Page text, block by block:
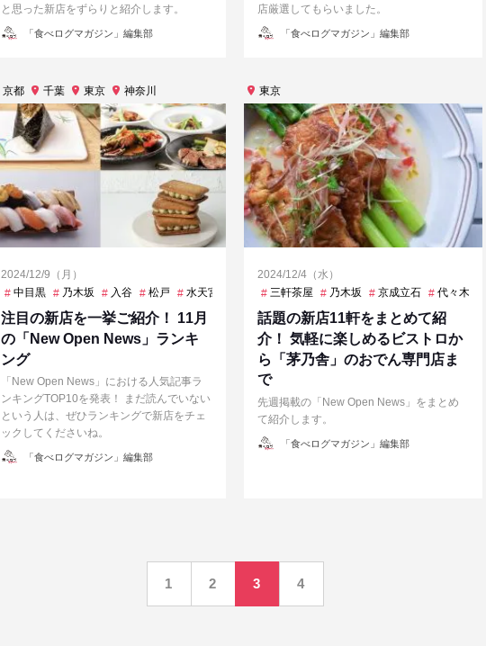
と思った新店をずらりと紹介します。
投「食べログマガジン」編集部
店厳選してもらいました。
投「食べログマガジン」編集部
京都 千葉 東京 神奈川
2024/12/9（月）
中目黒
乃木坂 入谷 松戸 水天宮 烏丸御池 蒲田 鎌倉
注目の新店を一挙ご紹介！ 11月
の「New Open News」ランキ
ング
「New Open News」における人気記事ラ
ンキングTOP10を発表！ まだ読んでいない
という人は、ぜひランキングで新店をチェ
ックしてくださいね。
投「食べログマガジン」編集部
東京
2024/12/4（水）
三軒茶屋
乃木坂 京成立石 代々木上原
話題の新店11軒をまとめて紹
介！ 気軽に楽しめるビストロか
ら「茅乃舎」のおでん専門店ま
で
先週掲載の「New Open News」をまとめ
て紹介します。
投「食べログマガジン」編集部
1 2 3 4